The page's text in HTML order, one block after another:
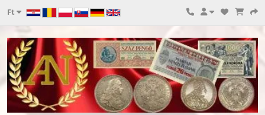
Ft